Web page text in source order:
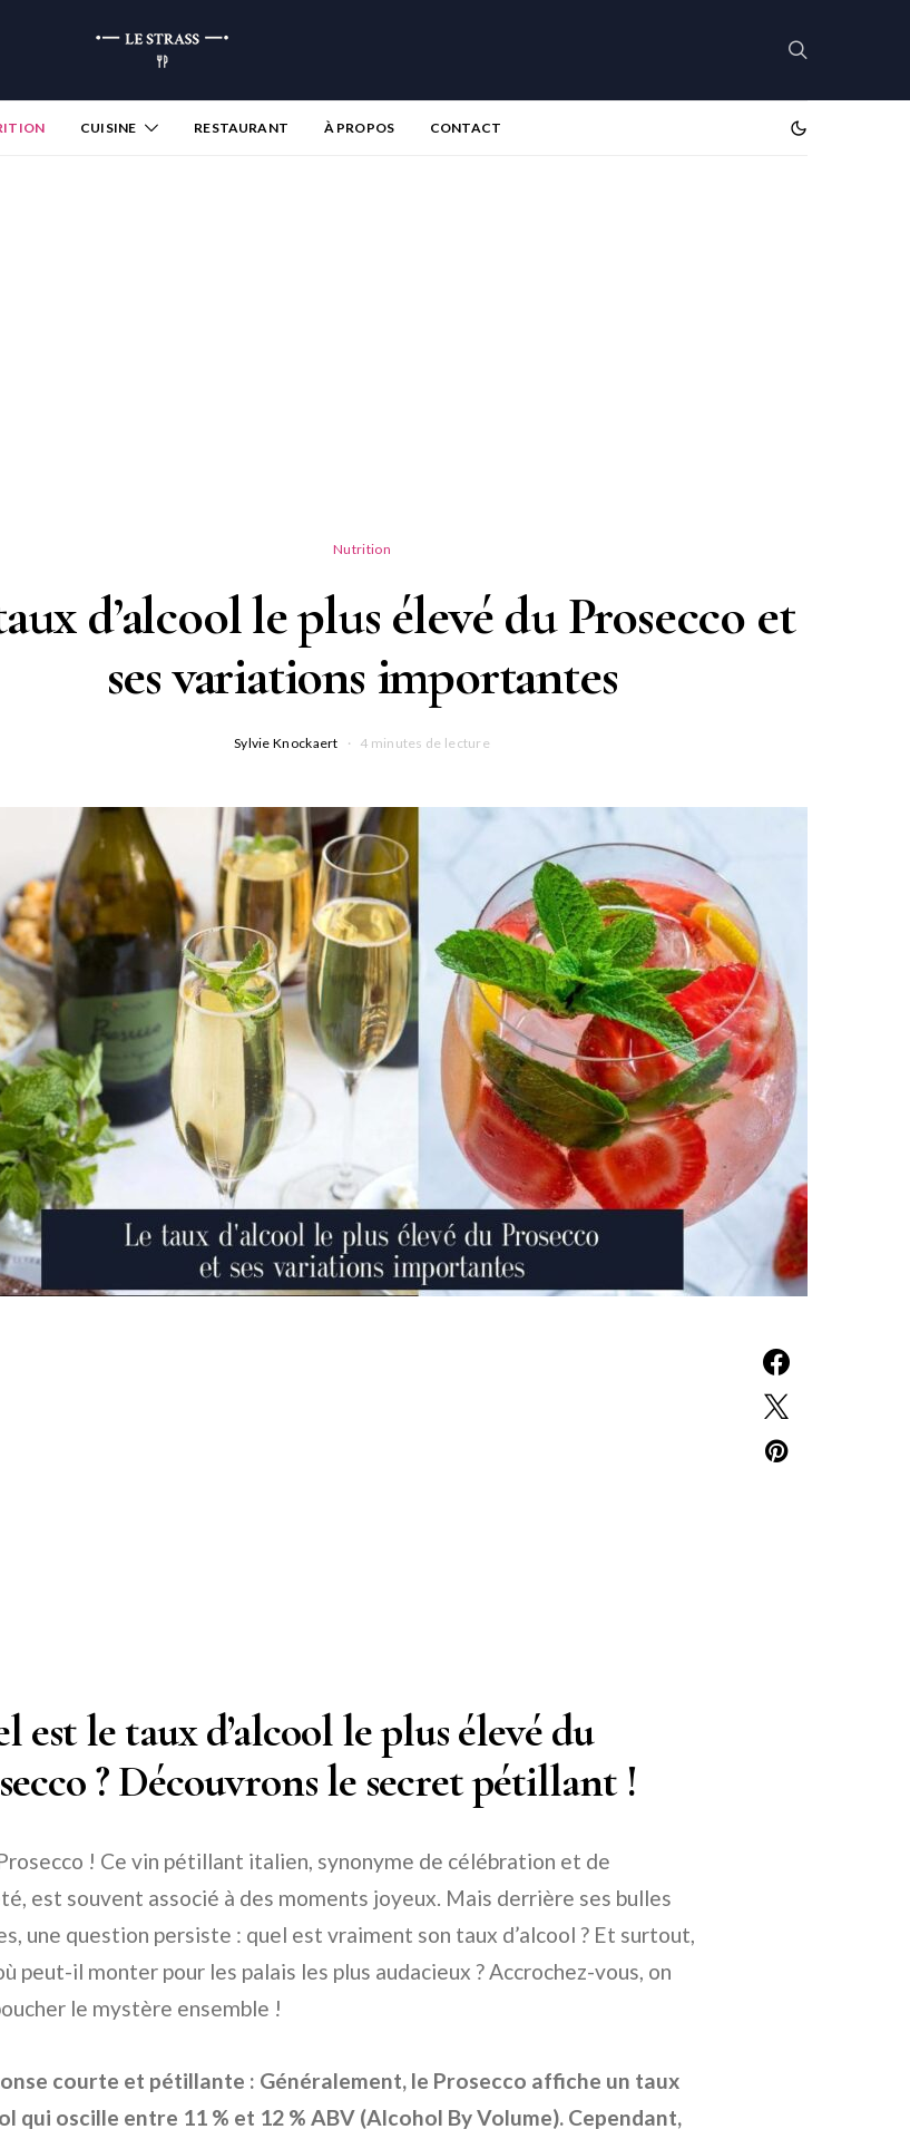
CUISINE RESTAURANT À PROPOS CONTACT
Nutrition
d’alcool le plus élevé du Prosecco et
ses variations importantes
Sylvie Knockaert 4 minutes de lecture
est le taux d’alcool le plus élevé du
? Découvrons le secret pétillant !
! Ce vin pétillant italien, synonyme de célébration et de
est souvent associé à des moments joyeux. Mais derrière ses bulles
une question persiste : quel est vraiment son taux d’alcool ? Et surtout,
peut-il monter pour les palais les plus audacieux ? Accrochez-vous, on
le mystère ensemble !
courte et pétillante : Généralement, le Prosecco affiche un taux
qui oscille entre 11 % et 12 % ABV (Alcohol By Volume). Cependant,